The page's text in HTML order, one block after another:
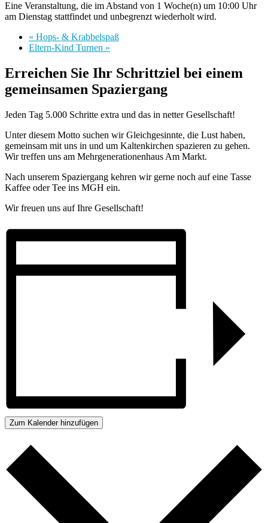
Eine Veranstaltung, die im Abstand von 1 Woche(n) um 10:00 Uhr
am Dienstag stattfindet und unbegrenzt wiederholt wird.
« Hops- & Krabbelspaß
Eltern-Kind Turnen »
Erreichen Sie Ihr Schrittziel bei einem
gemeinsamen Spaziergang
Jeden Tag 5.000 Schritte extra und das in netter Gesellschaft!
Unter diesem Motto suchen wir Gleichgesinnte, die Lust haben,
gemeinsam mit uns in und um Kaltenkirchen spazieren zu gehen.
Wir treffen uns am Mehrgenerationenhaus Am Markt.
Nach unserem Spaziergang kehren wir gerne noch auf eine Tasse
Kaffee oder Tee ins MGH ein.
Wir freuen uns auf Ihre Gesellschaft!
Zum Kalender hinzufügen